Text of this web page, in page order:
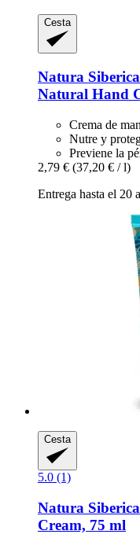
Cesta
Natura Siberica
Natural Hand
Crema de
Nutre y
Previene la
2,79 € (37,20 € / l)
Entrega hasta el 20
Cesta
5.0 (1)
Natura Siberica
Cream, 75 ml